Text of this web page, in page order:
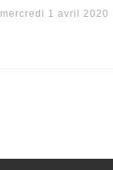
mercredi 1 avril 2020